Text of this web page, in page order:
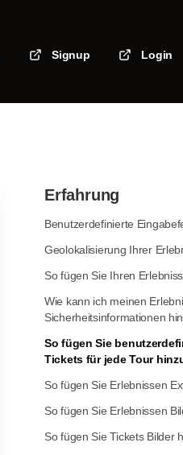
Signup Login
Erfahrung
Benutzerdefinierte
Geolokalisierung Ihrer
So fügen Sie Ihren
Wie kann ich meinen
Sicherheitsinformationen
So fügen Sie
Tickets für jede Tour
So fügen Sie Erlebnissen
So fügen Sie Erlebnissen
So fügen Sie Tickets Bilder